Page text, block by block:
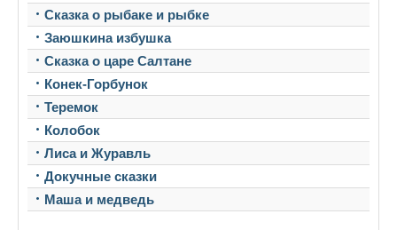
Сказка о рыбаке и рыбке
Заюшкина избушка
Сказка о царе Салтане
Конек-Горбунок
Теремок
Колобок
Лиса и Журавль
Докучные сказки
Маша и медведь